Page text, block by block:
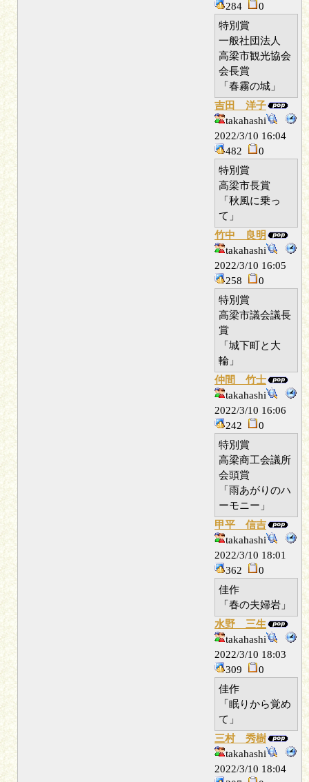
284
0
特別賞
一般社団法人
高梁市観光協会
会長賞
「春霧の城」
吉田 洋子
takahashi
2022/3/10 16:04
482
0
特別賞
高梁市長賞
「秋風に乗っ
て」
竹中 良明
takahashi
2022/3/10 16:05
258
0
特別賞
高梁市議会議長
賞
「城下町と大
輪」
仲間 竹士
takahashi
2022/3/10 16:06
242
0
特別賞
高梁商工会議所
会頭賞
「雨あがりのハ
ーモニー」
甲平 信吉
takahashi
2022/3/10 18:01
362
0
佳作
「春の夫婦岩」
水野 三生
takahashi
2022/3/10 18:03
309
0
佳作
「眠りから覚め
て」
三村 秀樹
takahashi
2022/3/10 18:04